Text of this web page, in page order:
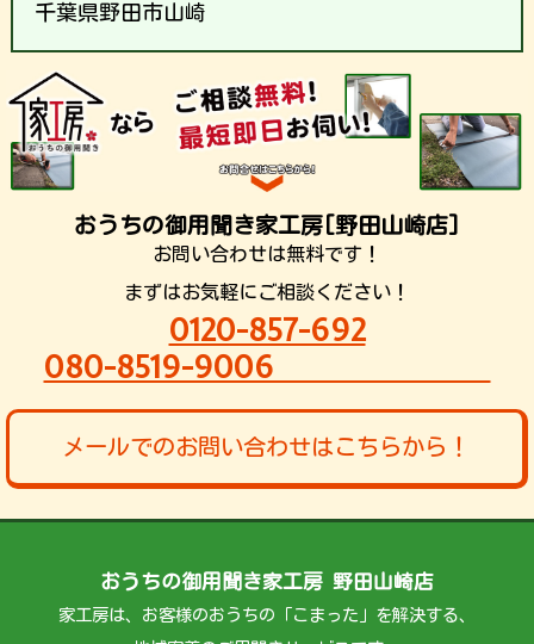
千葉県野田市山崎
おうちの御用聞き家工房[野田山崎店]
お問い合わせは無料です！
まずはお気軽にご相談ください！
0120-857-692
080-8519-9006
メールでのお問い合わせはこちらから！
おうちの御用聞き家工房 野田山崎店
家工房は、お客様のおうちの「こまった」を解決する、